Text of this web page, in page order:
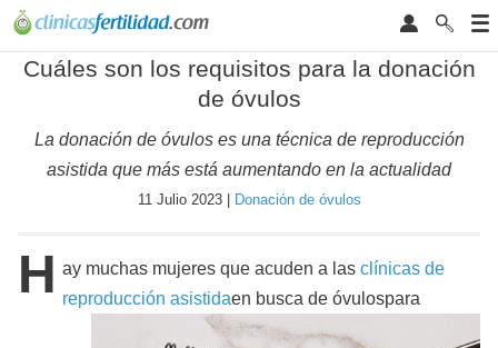
Cuáles son los requisitos para la donación
de óvulos
La donación de óvulos es una técnica de reproducción
asistida que más está aumentando en la actualidad
11 Julio 2023 | Donación de óvulos
H ay muchas mujeres que acuden a las clínicas de
reproducción asistidaen busca de óvulospara